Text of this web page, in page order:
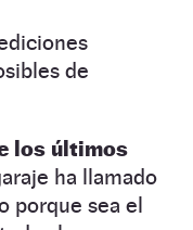
de
los últimos
ha llamado
porque sea el